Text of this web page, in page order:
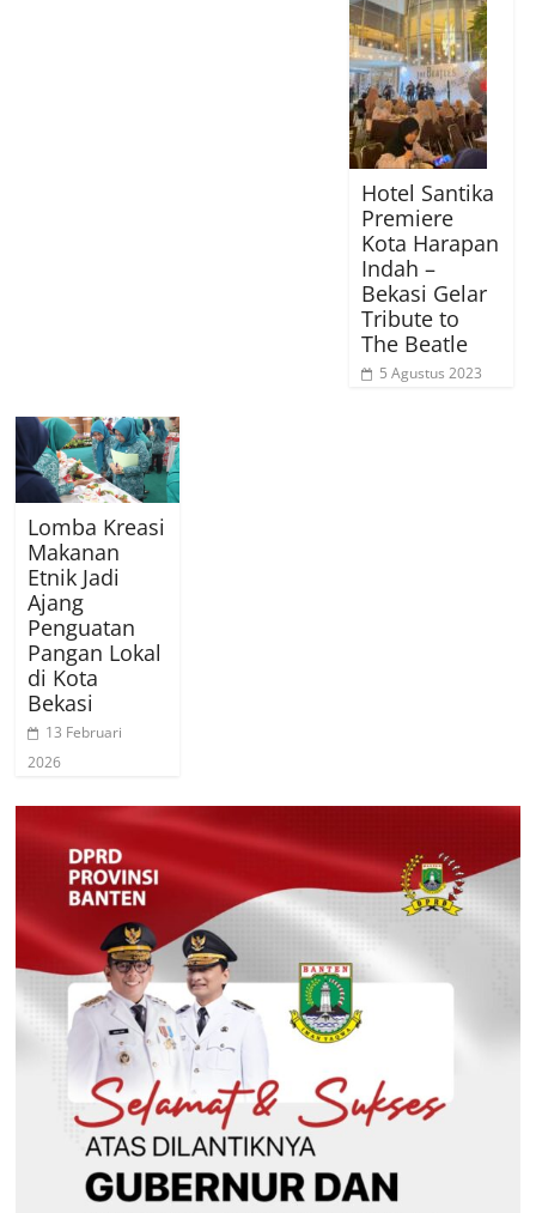
Hotel Santika
Premiere
Kota Harapan
Indah –
Bekasi Gelar
Tribute to
The Beatle
5 Agustus 2023
Lomba Kreasi
Makanan
Etnik Jadi
Ajang
Penguatan
Pangan Lokal
di Kota
Bekasi
13 Februari
2026